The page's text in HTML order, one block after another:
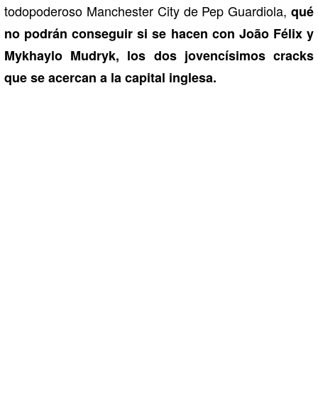
todopoderoso Manchester City de Pep Guardiola, qué
no podrán conseguir si se hacen con João Félix y
Mykhaylo Mudryk, los dos jovencísimos cracks
que se acercan a la capital inglesa.